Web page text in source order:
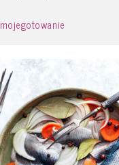
mojegotowanie